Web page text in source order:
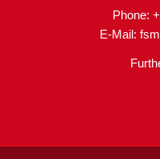
Phone:
E-Mail: